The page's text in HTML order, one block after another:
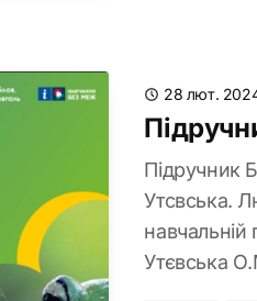
28 лют.
Підручник
Утсвська.
Утєвська